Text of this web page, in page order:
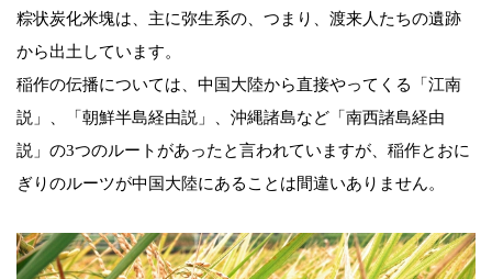
粽状炭化米塊は、主に弥生系の、つまり、渡来人たちの遺跡
から出土しています。
稲作の伝播については、中国大陸から直接やってくる「江南
説」、「朝鮮半島経由説」、沖縄諸島など「南西諸島経由
説」の3つのルートがあったと言われていますが、稲作とおに
ぎりのルーツが中国大陸にあることは間違いありません。